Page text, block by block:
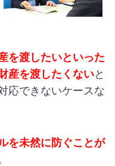
を渡したいといった
産を渡したくないと
応できないケースな
を未然に防ぐことが